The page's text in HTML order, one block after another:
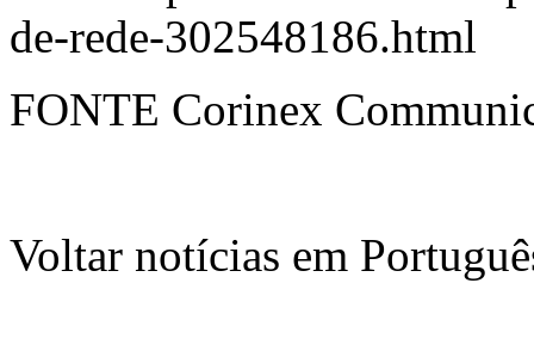
de-rede-302548186.html
FONTE Corinex
Voltar notícias em